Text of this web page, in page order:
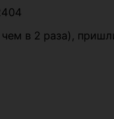
в 2 раза),